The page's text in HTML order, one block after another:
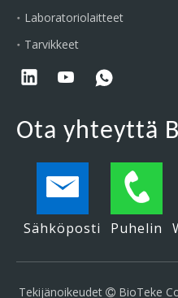
Laboratoriolaitteet
Tarvikkeet
Ota yhteyttä
Sähköposti Puhelin
Tekijänoikeudet BioTeke